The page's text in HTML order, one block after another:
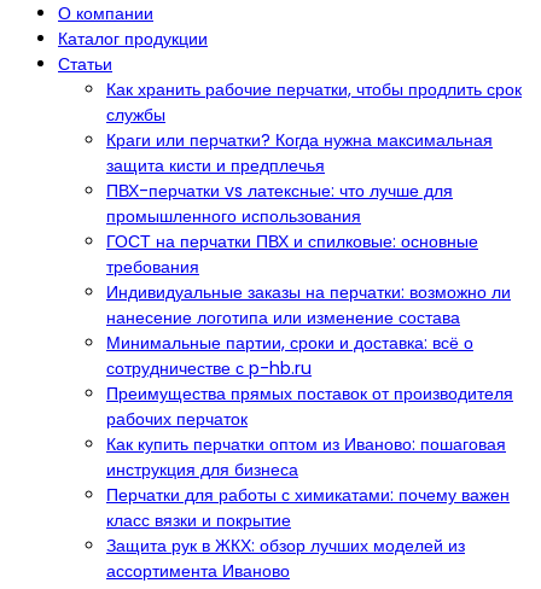
О компании
Каталог продукции
Статьи
Как хранить рабочие перчатки, чтобы продлить срок
службы
Краги или перчатки? Когда нужна максимальная
защита кисти и предплечья
ПВХ-перчатки vs латексные: что лучше для
промышленного использования
ГОСТ на перчатки ПВХ и спилковые: основные
требования
Индивидуальные заказы на перчатки: возможно ли
нанесение логотипа или изменение состава
Минимальные партии, сроки и доставка: всё о
сотрудничестве с p-hb.ru
Преимущества прямых поставок от производителя
рабочих перчаток
Как купить перчатки оптом из Иваново: пошаговая
инструкция для бизнеса
Перчатки для работы с химикатами: почему важен
класс вязки и покрытие
Защита рук в ЖКХ: обзор лучших моделей из
ассортимента Иваново